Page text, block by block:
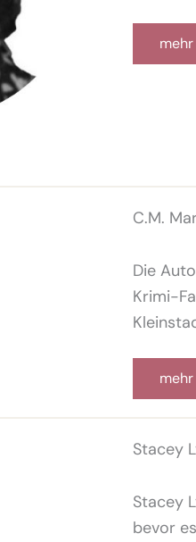
C.M.
Die
Krimi-
Stacey
Stacey
bevor